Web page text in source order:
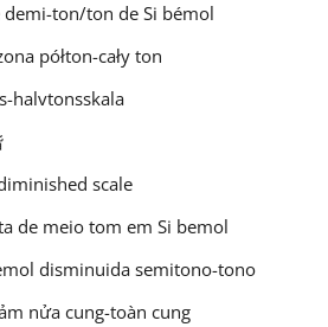
ton/ton de Si bémol
półton-cały ton
halvtonsskala
scale
de meio tom em Si bemol
disminuida semitono-tono
nửa cung-toàn cung